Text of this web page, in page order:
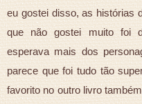
eu gostei disso, as histórias
que não gostei muito foi
esperava mais dos
parece que foi tudo tão
favorito no outro livro